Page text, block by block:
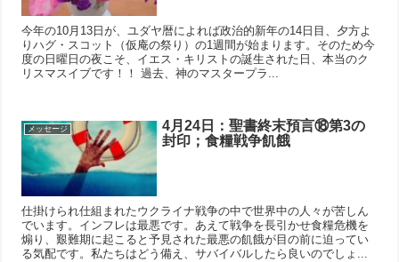
今年の10月13日が、ユダヤ暦によれば政治的新年の14日目、夕方よ
りハグ・スコット（仮庵の祭り）の1週間が始まります。そのため今
度の日曜日の夜こそ、イエス・キリストの誕生された日、本当のク
リスマスイブです！！ 過去、神のマスタープラ...
メッセージ
4月24日：聖書終末預言⑱第3の
封印；食糧戦争飢餓
仕掛けられ仕組まれたウクライナ戦争の中で世界中の人々が苦しん
でいます。インフレは最悪です。あえて戦争を長引かせ食糧危機を
煽り、艱難期に起こると予見された最悪の飢餓が目の前に迫ってい
る気配です。私たちはどう備え、サバイバルしたら良いのでしょ...